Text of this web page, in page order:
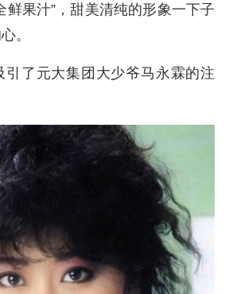
鲜果汁”，甜美清纯的形象一下子
。
引了元大集团大少爷马永霖的注